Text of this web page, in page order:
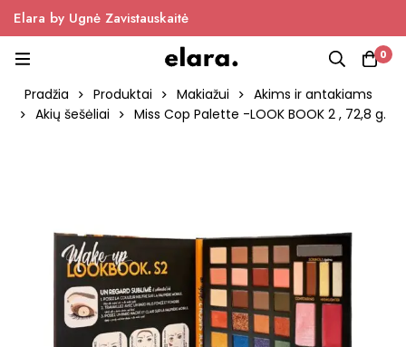
Elara by Ugnė Zavistauskaitė
0
Pradžia Produktai Makiažui
Akims ir antakiams
Akių šešėliai
Miss Cop Palette -LOOK BOOK 2 , 72,8 g.